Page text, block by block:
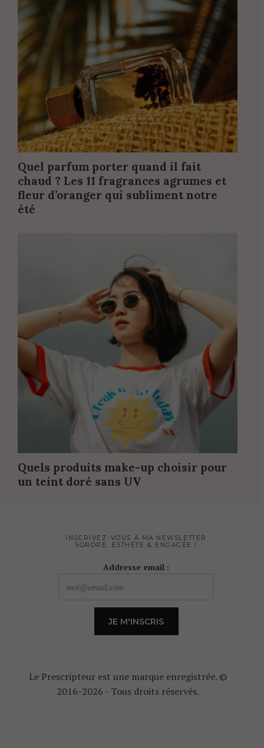
Quel parfum porter quand il fait
chaud ? Les 11 fragrances agrumes et
fleur d’oranger qui subliment notre
été
Quels produits make-up choisir pour
un teint doré sans UV
INSCRIVEZ-VOUS À MA NEWSLETTER
SORORE, ESTHÈTE & ENGAGÉE !
Addresse email :
Le Prescripteur est une marque enregistrée. ©
2016-2026 - Tous droits réservés.